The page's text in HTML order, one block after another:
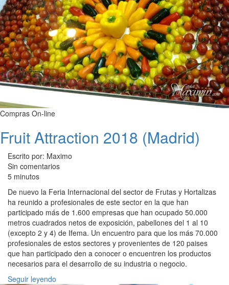
Compras On-line
Fruit Attraction 2018 (Madrid)
Escrito por: Maximo
Sin comentarios
5 minutos
De nuevo la Feria Internacional del sector de Frutas y Hortalizas
ha reunido a profesionales de este sector en la que han
participado más de 1.600 empresas que han ocupado 50.000
metros cuadrados netos de exposición, pabellones del 1 al 10
(excepto 2 y 4) de Ifema. Un encuentro para que los más 70.000
profesionales de estos sectores y provenientes de 120 paises
que han participado den a conocer o encuentren los productos
necesarios para el desarrollo de su industria o negocio.
Seguir leyendo